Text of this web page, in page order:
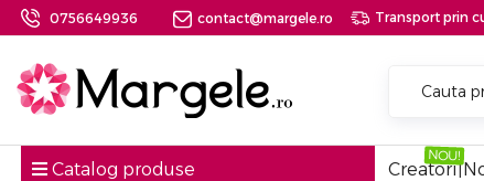
0756649936 contact@margele.ro Transport prin
Catalog produse Creatori|